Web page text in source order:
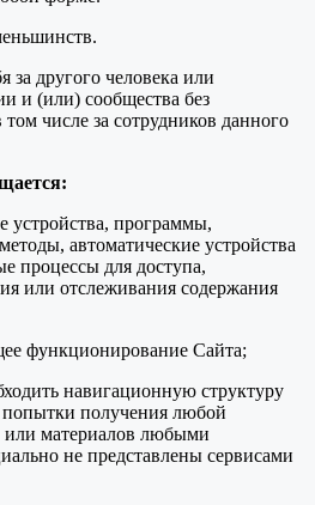
за другого человека или
и (или) сообщества без
числе за сотрудников данного
устройства, программы,
автоматические устройства
процессы для доступа,
или отслеживания содержания
функционирование Сайта;
навигационную структуру
получения любой
материалов любыми
не представлены сервисами